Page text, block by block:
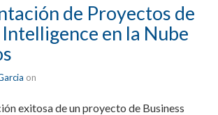
de Proyectos de
en la Nube
on
exitosa de un proyecto de Business